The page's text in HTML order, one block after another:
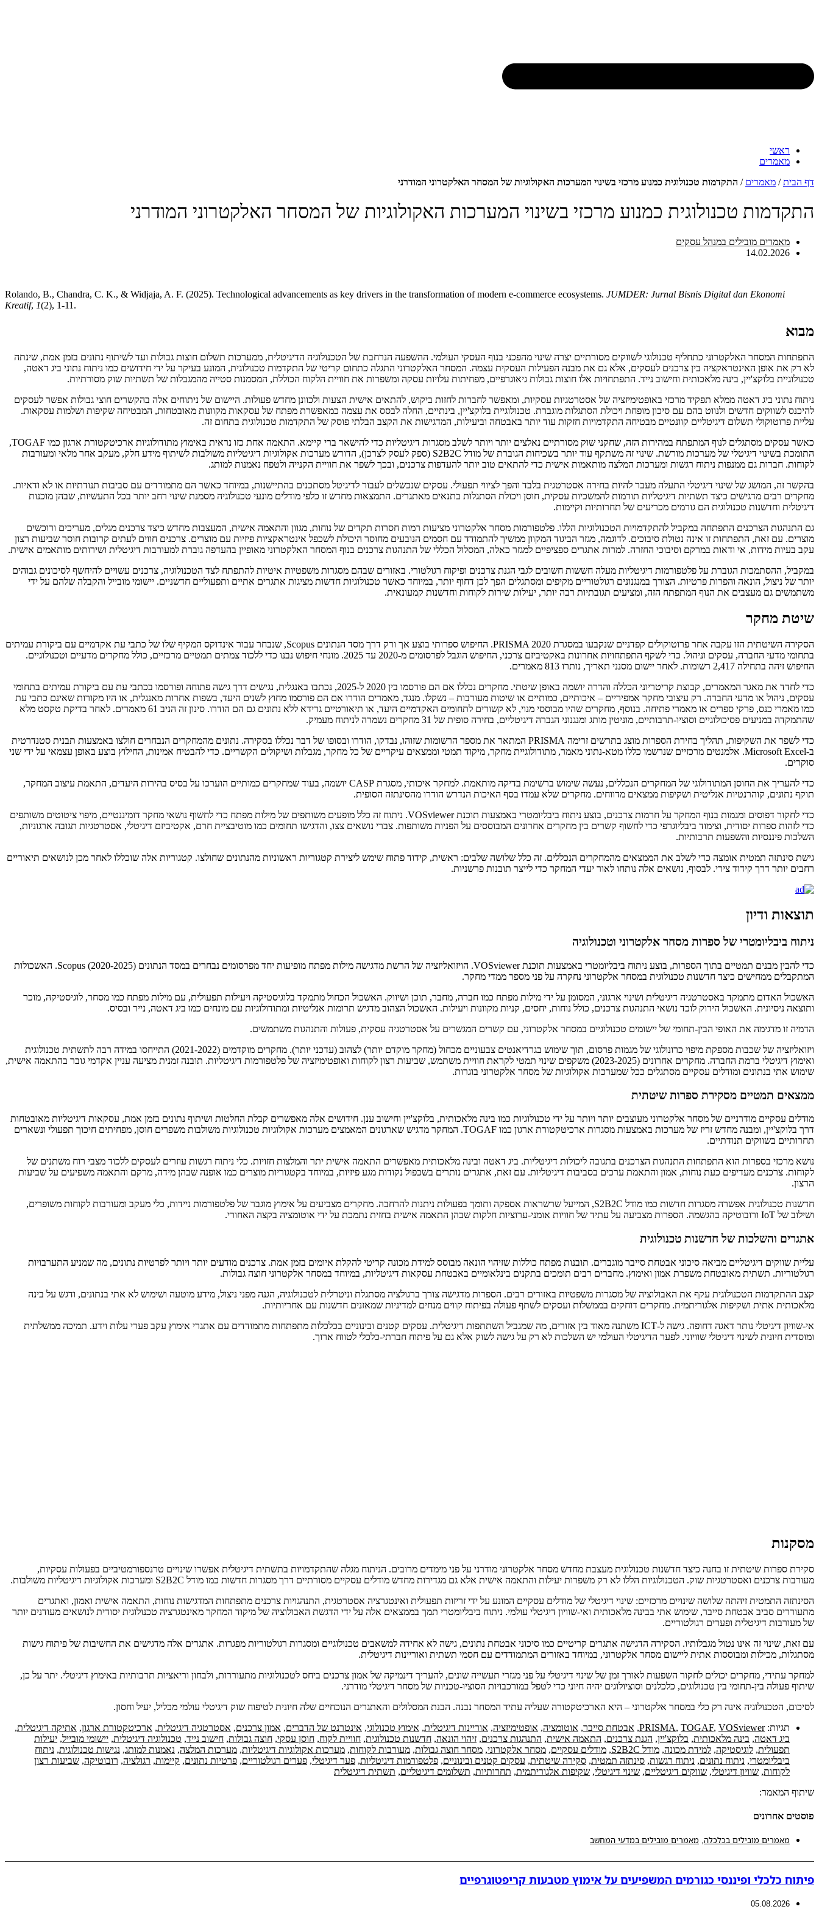
ראשי
מאמרים
דף הבית/ מאמרים / התקדמות טכנולוגית כמנוע מרכזי בשינוי המערכות האקולוגיות של המסחר האלקטרוני המודרני
התקדמות טכנולוגית כמנוע מרכזי בשינוי המערכות האקולוגיות של המסחר האלקטרוני המודרני
מאמרים מובילים במנהל עסקים
14.02.2026
Rolando, B., Chandra, C. K., & Widjaja, A. F. (2025). Technological advancements as key drivers in the transformation of modern e-commerce ecosystems. JUMDER: Jurnal Bisnis Digital dan Ekonomi
Kreatif, 1(2), 1-11.
מבוא
התפתחות המסחר האלקטרוני כתחליף טכנולוגי לשווקים מסורתיים יצרה שינוי מהפכני בנוף העסקי העולמי. ההשפעה הנרחבת של הטכנולוגיה הדיגיטלית, ממערכות תשלום חוצות גבולות ועד לשיתוף נתונים בזמן אמת, שינתה
לא רק את אופן האינטראקציה בין צרכנים לעסקים, אלא גם את מבנה הפעילות העסקית עצמה. המסחר האלקטרוני התגלה כתחום קריטי של התקדמות טכנולוגית, המונע בעיקר על ידי חידושים כמו ניתוח נתוני ביג דאטה,
טכנולוגיית בלוקצ'יין, בינה מלאכותית וחישוב נייד. התפתחויות אלו חוצות גבולות גיאוגרפיים, מפחיתות עלויות עסקה ומשפרות את חוויית הלקוח הכוללת, המסמנות סטייה מהמגבלות של תשתיות שוק מסורתיות.
ניתוח נתוני ביג דאטה ממלא תפקיד מרכזי באופטימיזציה של אסטרטגיות עסקיות, ומאפשר לחברות לחזות ביקוש, להתאים אישית הצעות ולכוונן מחדש פעולות. היישום של ניתוחים אלה בהקשרים חוצי גבולות אפשר לעסקים
להיכנס לשווקים חדשים ולנווט בהם עם סיכון מופחת ויכולת הסתגלות מוגברת. טכנולוגיית בלוקצ'יין, בינתיים, החלה לבסס את עצמה כמאפשרת מפתח של עסקאות מקוונות מאובטחות, המבטיחה שקיפות ושלמות עסקאות.
עליית פרוטוקולי תשלום דיגיטליים קוונטיים מבטיחה התקדמויות חזקות עוד יותר באבטחה וביעילות, המדגישות את הקצב הבלתי פוסק של התקדמות טכנולוגית בתחום זה.
כאשר עסקים מסתגלים לנוף המתפתח במהירות הזה, שחקני שוק מסורתיים נאלצים יותר ויותר לשלב מסגרות דיגיטליות כדי להישאר ברי קיימא. התאמה אחת כזו נראית באימוץ מתודולוגיות ארכיטקטורת ארגון כמו TOGAF,
התומכת בשינוי דיגיטלי של מערכות מורשת. שינוי זה משתקף עוד יותר בשכיחות הגוברת של מודל S2B2C (ספק לעסק לצרכן), הדורש מערכות אקולוגיות דיגיטליות משולבות לשיתוף מידע חלק, מעקב אחר מלאי ומעורבות
לקוחות. חברות גם ממנפות ניתוח רגשות ומערכות המלצה מותאמות אישית כדי להתאים טוב יותר להעדפות צרכנים, ובכך לשפר את חוויית הקנייה ולטפח נאמנות למותג.
בהקשר זה, המושג של שינוי דיגיטלי התעלה מעבר להיות בחירה אסטרטגית בלבד והפך לציווי תפעולי. עסקים שנכשלים לעבור לדיגיטל מסתכנים בהתיישנות, במיוחד כאשר הם מתמודדים עם סביבות תנודתיות או לא ודאיות.
מחקרים רבים מדגישים כיצד תשתיות דיגיטליות תורמות להמשכיות עסקית, חוסן ויכולת הסתגלות בתנאים מאתגרים. התמצאות מחדש זו כלפי מודלים מונעי טכנולוגיה מסמנת שינוי רחב יותר בכל התעשיות, שבהן מוכנות
דיגיטלית וחדשנות טכנולוגית הם גורמים מכריעים של תחרותיות וקיימות.
גם התנהגות הצרכנים התפתחה במקביל להתקדמויות הטכנולוגיות הללו. פלטפורמות מסחר אלקטרוני מציעות רמות חסרות תקדים של נוחות, מגוון והתאמה אישית, המעצבות מחדש כיצד צרכנים מגלים, מעריכים ורוכשים
מוצרים. עם זאת, התפתחות זו אינה נטולת סיבוכים. לדוגמה, מגזר הביגוד המקוון ממשיך להתמודד עם חסמים הנובעים מחוסר היכולת לשכפל אינטראקציות פיזיות עם מוצרים. צרכנים חווים לעתים קרובות חוסר שביעות רצון
עקב בעיות מידות, אי ודאות במרקם וסיבוכי החזרה. למרות אתגרים ספציפיים למגזר כאלה, המסלול הכללי של התנהגות צרכנים בנוף המסחר האלקטרוני מאופיין בהעדפה גוברת למעורבות דיגיטלית ושירותים מותאמים אישית.
במקביל, ההסתמכות הגוברת על פלטפורמות דיגיטליות מעלה חששות חשובים לגבי הגנת צרכנים ופיקוח רגולטורי. באזורים שבהם מסגרות משפטיות איטיות להתפתח לצד הטכנולוגיה, צרכנים עשויים להיחשף לסיכונים גבוהים
יותר של ניצול, הונאה והפרות פרטיות. הצורך במנגנונים רגולטוריים מקיפים ומסתגלים הפך לכן דחוף יותר, במיוחד כאשר טכנולוגיות חדשות מציגות אתגרים אתיים ותפעוליים חדשניים. יישומי מובייל והקבלה שלהם על ידי
משתמשים גם מעצבים את הנוף המתפתח הזה, ומציעים תגובתיות רבה יותר, יעילות שירות לקוחות וחדשנות קמעונאית.
שיטת מחקר
הסקירה השיטתית הזו עקבה אחר פרוטוקולים קפדניים שנקבעו במסגרת PRISMA 2020. החיפוש ספרותי בוצע אך ורק דרך מסד הנתונים Scopus, שנבחר עבור אינדוקס המקיף שלו של כתבי עת אקדמיים עם ביקורת עמיתים
בתחומי מדעי החברה, עסקים וניהול. כדי לשקף התפתחויות אחרונות באקטיביזם צרכני, החיפוש הוגבל לפרסומים מ-2020 עד 2025. מונחי חיפוש נבנו כדי ללכוד צמתים תמטיים מרכזיים, כולל מחקרים מדעיים וטכנולוגיים.
החיפוש זיהה בתחילה 2,417 רשומות. לאחר יישום מסנני תאריך, נותרו 813 מאמרים.
כדי לחדד את מאגר המאמרים, קבוצת קריטריוני הכללה והדרה יושמה באופן שיטתי. מחקרים נכללו אם הם פורסמו בין 2020 ל-2025, נכתבו באנגלית, נגישים דרך גישה פתוחה ופורסמו בכתבי עת עם ביקורת עמיתים בתחומי
עסקים, ניהול או מדעי החברה. רק עיצובי מחקר אמפיריים – איכותיים, כמותיים או שיטות מעורבות – נשקלו. מנגד, מאמרים הודרו אם הם פורסמו מחוץ לשנים היעד, בשפות אחרות מאנגלית, או היו מקורות שאינם כתבי עת
כמו מאמרי כנס, פרקי ספרים או מאמרי פתיחה. בנוסף, מחקרים שהיו מבוססי מנוי, לא קשורים לתחומים האקדמיים היעד, או תיאורטיים גרידא ללא נתונים גם הם הודרו. סינון זה הניב 61 מאמרים. לאחר בדיקת טקסט מלא
שהתמקדה במניעים פסיכולוגיים וסוציו-תרבותיים, מוניטין מותג ומנגנוני הגברה דיגיטליים, בחירה סופית של 31 מחקרים נשמרה לניתוח מעמיק.
כדי לשפר את השקיפות, תהליך בחירת הספרות מוצג בתרשים זרימה PRISMA המתאר את מספר הרשומות שזוהו, נבדקו, הודרו ובסופו של דבר נכללו בסקירה. נתונים מהמחקרים הנבחרים חולצו באמצעות תבנית סטנדרטית
ב-Microsoft Excel. אלמנטים מרכזיים שנרשמו כללו מטא-נתוני מאמר, מתודולוגיית מחקר, מיקוד תמטי וממצאים עיקריים של כל מחקר, מגבלות ושיקולים הקשריים. כדי להבטיח אמינות, החילוץ בוצע באופן עצמאי על ידי שני
סוקרים.
כדי להעריך את החוסן המתודולוגי של המחקרים הנכללים, נעשה שימוש ברשימת בדיקה מותאמת. למחקר איכותי, מסגרת CASP יושמה, בעוד שמחקרים כמותיים הוערכו על בסיס בהירות היעדים, התאמת עיצוב המחקר,
תוקף נתונים, קוהרנטיות אנליטית ושקיפות ממצאים מדווחים. מחקרים שלא עמדו בסף האיכות הנדרש הודרו מהסינתזה הסופית.
כדי לחקור דפוסים ומגמות בנוף המחקר על חרמות צרכנים, בוצע ניתוח ביבליומטרי באמצעות תוכנת VOSviewer. ניתוח זה כלל מופעים משותפים של מילות מפתח כדי לחשוף נושאי מחקר דומיננטיים, מיפוי ציטוטים משותפים
כדי לזהות ספרות יסודית, וצימוד ביבליוגרפי כדי לחשוף קשרים בין מחקרים אחרונים המבוססים על הפניות משותפות. צברי נושאים צצו, והדגישו תחומים כמו מוטיבציית חרם, אקטיביזם דיגיטלי, אסטרטגיות תגובה ארגוניות,
השלכות פיננסיות והשפעות תרבותיות.
גישת סינתזה תמטית אומצה כדי לשלב את הממצאים מהמחקרים הנכללים. זה כלל שלושה שלבים: ראשית, קידוד פתוח שימש ליצירת קטגוריות ראשוניות מהנתונים שחולצו. קטגוריות אלה שוכללו לאחר מכן לנושאים תיאוריים
רחבים יותר דרך קידוד צירי. לבסוף, נושאים אלה נותחו לאור יעדי המחקר כדי לייצר תובנות פרשניות.
תוצאות ודיון
ניתוח ביבליומטרי של ספרות מסחר אלקטרוני וטכנולוגיה
כדי להבין מבנים תמטיים בתוך הספרות, בוצע ניתוח ביבליומטרי באמצעות תוכנת VOSviewer. הויזואליזציה של הרשת מדגישה מילות מפתח מופיעות יחד מפרסומים נבחרים במסד הנתונים Scopus (2020-2025). האשכולות
המתקבלים ממחישים כיצד חדשנות טכנולוגית במסחר אלקטרוני נחקרה על פני מספר ממדי מחקר.
האשכול האדום מתמקד באסטרטגיה דיגיטלית ושינוי ארגוני, המסומן על ידי מילות מפתח כמו חברה, מחבר, תוכן ושיווק. האשכול הכחול מתמקד בלוגיסטיקה ויעילות תפעולית, עם מילות מפתח כמו מסחר, לוגיסטיקה, מוכר
ותוצאה ניסיונית. האשכול הירוק לוכד נושאי התנהגות צרכנים, כולל נוחות, יחסים, קניות מקוונות ויעילות. האשכול הצהוב מדגיש תרומות אנליטיות ומתודולוגיות עם מונחים כמו ביג דאטה, נייר ובסיס.
הדמיה זו מדגימה את האופי הבין-תחומי של יישומים טכנולוגיים במסחר אלקטרוני, עם קשרים המגשרים על אסטרטגיה עסקית, פעולות והתנהגות משתמשים.
ויזואליזציה של שכבות מספקת מיפוי כרונולוגי של מגמות פרסום, תוך שימוש בגרדיאנטים צבעוניים מכחול (מחקר מוקדם יותר) לצהוב (עדכני יותר). מחקרים מוקדמים (2021-2022) התייחסו במידה רבה לתשתית טכנולוגית
ואימוץ דיגיטלי ברמת החברה. מחקרים אחרונים (2023-2025) משקפים שינוי תמטי לקראת חוויית משתמש, שביעות רצון לקוחות ואופטימיזציה של פלטפורמות דיגיטליות. תובנה זמנית מציעה עניין אקדמי גובר בהתאמה אישית,
שימוש אתי בנתונים ומודלים עסקיים מסתגלים ככל שמערכות אקולוגיות של מסחר אלקטרוני בוגרות.
ממצאים תמטיים מסקירת ספרות שיטתית
מודלים עסקיים מודרניים של מסחר אלקטרוני מעוצבים יותר ויותר על ידי טכנולוגיות כמו בינה מלאכותית, בלוקצ'יין וחישוב ענן. חידושים אלה מאפשרים קבלת החלטות ושיתוף נתונים בזמן אמת, עסקאות דיגיטליות מאובטחות
דרך בלוקצ'יין, ומבנה מחדש זריז של מערכות באמצעות מסגרות ארכיטקטורת ארגון כמו TOGAF. המחקר מדגיש שארגונים המאמצים מערכות אקולוגיות טכנולוגיות משולבות משפרים חוסן, מפחיתים חיכוך תפעולי ונשארים
תחרותיים בשווקים תנודתיים.
נושא מרכזי בספרות הוא התפתחות התנהגות הצרכנים בתגובה ליכולות דיגיטליות. ביג דאטה ובינה מלאכותית מאפשרים התאמה אישית יתר והמלצות חזויות. כלי ניתוח רגשות עוזרים לעסקים ללכוד מצבי רוח משתנים של
לקוחות. צרכנים מעדיפים כעת נוחות, אמון והתאמת ערכים בסביבות דיגיטליות. עם זאת, אתגרים נותרים בשכפול נקודות מגע פיזיות, במיוחד בקטגוריות מוצרים כמו אופנה שבהן מידה, מרקם והתאמה משפיעים על שביעות
הרצון.
חדשנות טכנולוגית אפשרה מסגרות חדשות כמו מודל S2B2C, המייעל שרשראות אספקה ​​ותומך בפעולות ניתנות להרחבה. מחקרים מצביעים על אימוץ מוגבר של פלטפורמות ניידות, כלי מעקב ומעורבות לקוחות משופרים,
ושילוב של IoT ורובוטיקה בהגשמה. הספרות מצביעה על עתיד של חוויות אומני-ערוציות חלקות שבהן התאמה אישית בחזית נתמכת על ידי אוטומציה בקצה האחורי.
אתגרים והשלכות של חדשנות טכנולוגית
עליית שווקים דיגיטליים מביאה סיכוני אבטחת סייבר מוגברים. תובנות מפתח כוללות שזיהוי הונאה מבוסס למידת מכונה קריטי להקלת איומים בזמן אמת. צרכנים מודעים יותר ויותר לפרטיות נתונים, מה שמניע התערבויות
רגולטוריות. תשתית מאובטחת משפרת אמון ואימוץ. מחברים רבים תומכים בתקנים בינלאומיים באבטחת עסקאות דיגיטליות, במיוחד במסחר אלקטרוני חוצה גבולות.
קצב ההתקדמות הטכנולוגית עקף את האבולוציה של מסגרות משפטיות באזורים רבים. הספרות מדגישה צורך ברגולציה מסתגלת וניטרלית לטכנולוגיה, הגנה מפני ניצול, מידע מוטעה ושימוש לא אתי בנתונים, ודגש על בינה
מלאכותית אתית ושקיפות אלגוריתמית. מחקרים דוחקים בממשלות ועסקים לשתף פעולה בפיתוח קווים מנחים למדיניות שמאזנים חדשנות עם אחריותיות.
אי-שוויון דיגיטלי נותר דאגה דחופה. גישה ל-ICT משתנה מאוד בין אזורים, מה שמגביל השתתפות דיגיטלית. עסקים קטנים ובינוניים בכלכלות מתפתחות מתמודדים עם אתגרי אימוץ עקב פערי עלות וידע. תמיכה ממשלתית
ומוסדית חיונית לשינוי דיגיטלי שוויוני. לפער הדיגיטלי העולמי יש השלכות לא רק על גישה לשוק אלא גם על פיתוח חברתי-כלכלי לטווח ארוך.
מסקנות
סקירת ספרות שיטתית זו בחנה כיצד חדשנות טכנולוגית מעצבת מחדש מסחר אלקטרוני מודרני על פני מימדים מרובים. הניתוח מגלה שהתקדמויות בתשתית דיגיטלית אפשרו שינויים טרנספורמטיביים בפעולות עסקיות,
מעורבות צרכנים ואסטרטגיות שוק. הטכנולוגיות הללו לא רק משפרות יעילות והתאמה אישית אלא גם מגדירות מחדש מודלים עסקיים מסורתיים דרך מסגרות חדשות כמו מודל S2B2C ומערכות אקולוגיות דיגיטליות משולבות.
הסינתזה התמטית זיהתה שלושה שינויים מרכזיים: שינוי דיגיטלי של מודלים עסקיים המונע על ידי זריזות תפעולית ואינטגרציה אסטרטגית, התנהגויות צרכנים מתפתחות המדגישות נוחות, התאמה אישית ואמון, ואתגרים
מתעוררים סביב אבטחת סייבר, שימוש אתי בבינה מלאכותית ואי-שוויון דיגיטלי עולמי. ניתוח ביבליומטרי תמך בממצאים אלה על ידי הדגשת האבולוציה של מיקוד המחקר מאינטגרציה טכנולוגית יסודית לנושאים מעודנים יותר
של מעורבות דיגיטלית ופערים רגולטוריים.
עם זאת, שינוי זה אינו נטול מגבלותיו. הסקירה הדגישה אתגרים קריטיים כמו סיכוני אבטחת נתונים, גישה לא אחידה למשאבים טכנולוגיים ומסגרות רגולטוריות מפגרות. אתגרים אלה מדגישים את החשיבות של פיתוח גישות
מסתגלות, מכילות ומבוססות אתית ליישום מסחר אלקטרוני, במיוחד באזורים המתמודדים עם חסמי תשתית ואוריינות דיגיטלית.
למחקר עתידי, מחקרים יכולים לחקור השפעות לאורך זמן של שינוי דיגיטלי על פני מגזרי תעשייה שונים, להעריך דינמיקה של אמון צרכנים ביחס לטכנולוגיות מתעוררות, ולבחון וריאציות תרבותיות באימוץ דיגיטלי. יתר על כן,
שיתוף פעולה בין-תחומי בין טכנולוגים, כלכלנים וסוציולוגים יהיה חיוני כדי לטפל במורכבויות הסוציו-טכניות של מסחר דיגיטלי מודרני.
לסיכום, הטכנולוגיה אינה רק כלי במסחר אלקטרוני – היא הארכיטקטורה שעליה עתיד המסחר נבנה. הבנת המסלולים והאתגרים הנוכחיים שלה חיונית לטיפוח שוק דיגיטלי עולמי מכליל, יעיל וחסון.
תגיות:
PRISMA, TOGAF, VOSviewer
, אבטחת סייבר, אוטומציה, אופטימיזציה, אוריינות דיגיטלית, אימוץ טכנולוגי, אינטרנט של הדברים, אמון צרכנים, אסטרטגיה דיגיטלית, ארכיטקטורת ארגון, אתיקה דיגיטלית,
ביג דאטה, בינה מלאכותית, בלוקצ'יין, הגנת צרכנים, התאמה אישית, התנהגות צרכנים, זיהוי הונאה, חדשנות טכנולוגית, חוויית לקוח, חוסן עסקי, חוצה גבולות, חישוב נייד, טכנולוגיה דיגיטלית, יישומי מובייל, יעילות
תפעולית, לוגיסטיקה, למידת מכונה, מודל S2B2C , מודלים עסקיים, מסחר אלקטרוני, מסחר חוצה גבולות, מעורבות לקוחות, מערכות אקולוגיות דיגיטליות, מערכות המלצה, נאמנות למותג, נגישות טכנולוגית, ניתוח
ביבליומטרי, ניתוח נתונים, ניתוח רגשות, סינתזה תמטית, סקירה שיטתית, עסקים קטנים ובינוניים, פלטפורמות דיגיטליות, פער דיגיטלי, פערים רגולטוריים, פרטיות נתונים, קיימות, רגולציה, רובוטיקה, שביעות רצון
לקוחות, שוויון דיגיטלי, שווקים דיגיטליים, שינוי דיגיטלי, שקיפות אלגוריתמית, תחרותיות, תשלומים דיגיטליים, תשתית דיגיטלית
שיתוף המאמר:
פוסטים אחרונים
מאמרים מובילים בכלכלה, מאמרים מובילים במדעי המחשב
פיתוח כלכלי ופיננסי כגורמים המשפיעים על אימוץ מטבעות קריפטוגרפיים
05.08.2026